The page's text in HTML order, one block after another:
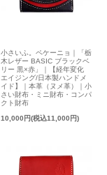
小さいふ。ペケーニョ｜「栃
木レザー BASIC ブラックベ
リー 黒×赤」｜【経年変化
エイジング/日本製ハンドメ
イド】｜本革（ヌメ革）｜小
さい財布・ミニ財布・コンパ
クト財布
10,000円(税込11,000円)